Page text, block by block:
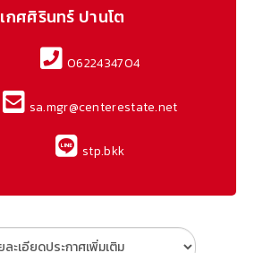
เกศศิรินทร์ ปานโต
0622434704
sa.mgr@centerestate.net
stp.bkk